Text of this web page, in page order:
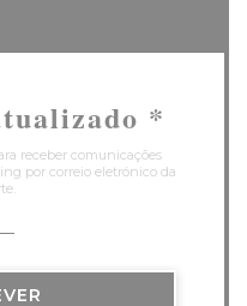
*
receber comunicações
por correio eletrónico da